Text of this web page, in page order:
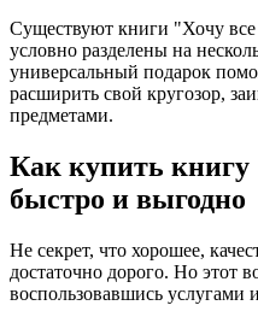
Существуют книги "Хочу все
условно разделены на
универсальный подарок
расширить свой кругозор,
предметами.
Как купить книгу
быстро и выгодно
Не секрет, что хорошее,
достаточно дорого. Но этот
воспользовавшись услугами